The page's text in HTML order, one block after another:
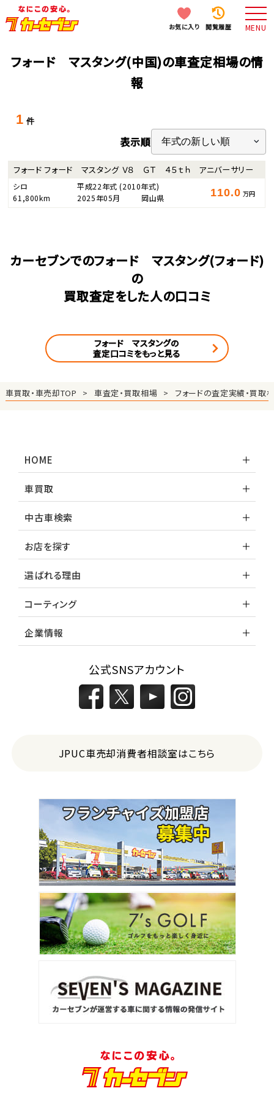
お気に入り 閲覧履歴 MENU
フォード マスタング(中国)の車査定相場の情
報
1 件
表示順
フォード フォード マスタング Ｖ８ ＧＴ ４５ｔｈ アニバーサリー
シロ 平成22年式(2010年式)
61,800km
2025年05月 岡山県 110.0 万円
カーセブンでのフォード マスタング(フォード)
の
買取査定をした人の口コミ
フォード マスタングの
査定口コミをもっと見る
車買取・車売却TOP 車査定・買取相場 フォードの査定実績・買取
HOME
車買取
中古車検索
お店を探す
選ばれる理由
コーティング
企業情報
公式SNSアカウント
JPUC車売却消費者相談室はこちら